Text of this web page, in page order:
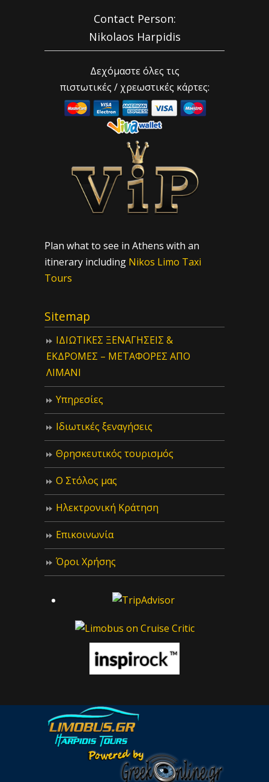
Contact Person:
Nikolaos Harpidis
Δεχόμαστε όλες τις
πιστωτικές / χρεωστικές κάρτες:
Plan what to see in Athens with an
itinerary including Nikos Limo Taxi
Tours
Sitemap
ΙΔIΩΤΙΚΕΣ ΞΕΝΑΓΗΣΕΙΣ &
ΕΚΔΡΟΜΕΣ – ΜΕΤΑΦΟΡΕΣ ΑΠΟ
ΛΙΜΑΝΙ
Υπηρεσίες
Ιδιωτικές ξεναγήσεις
Θρησκευτικός τουρισμός
Ο Στόλος μας
Ηλεκτρονική Κράτηση
Επικοινωνία
Όροι Χρήσης